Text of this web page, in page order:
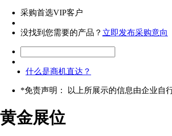
采购首选VIP客户
没找到您需要的产品？ 立即发布采购意向
什么是商机直达？
*免责声明： 以上所展示的信息由企业自
黄金展位